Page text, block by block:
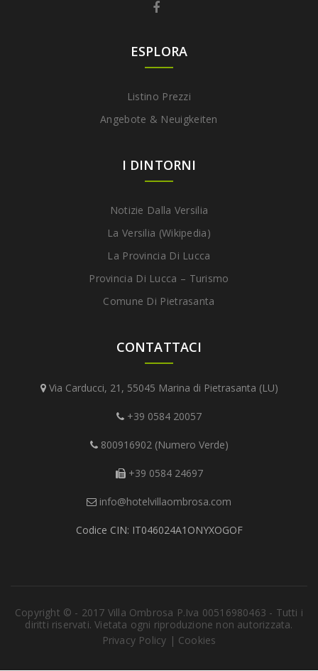
ESPLORA
Listino Prezzi
Angebote & Neuigkeiten
I DINTORNI
Notizie Dalla Versilia
La Versilia (Wikipedia)
La Provincia Di Lucca
Provincia Di Lucca – Turismo
Comune Di Pietrasanta
CONTATTACI
Via Carducci, 21, 55045 Marina di Pietrasanta (LU)
+39 0584 20057
800916902 (Numero Verde)
+39 0584 24697
info@hotelvillaombrosa.com
Codice CIN: IT046024A1ONYXOGOF
Copyright © - 2017 Villa Ombrosa P.Iva 00516980463 - Tutti i
diritti riservati. Vietata ogni riproduzione non autorizzata.
Privacy Policy | Cookies